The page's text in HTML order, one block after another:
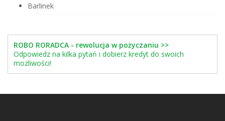
Barlinek
ROBO RORADCA - rewolucja w pożyczaniu >>
Odpowiedz na kilka pytań i dobierz kredyt do swoich
mozliwości!